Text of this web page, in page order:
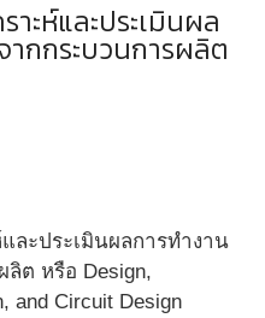
ะห์และประเมินผล
กกระบวนการผลิต
ละประเมินผลการทำงาน
ต หรือ Design,
and Circuit Design